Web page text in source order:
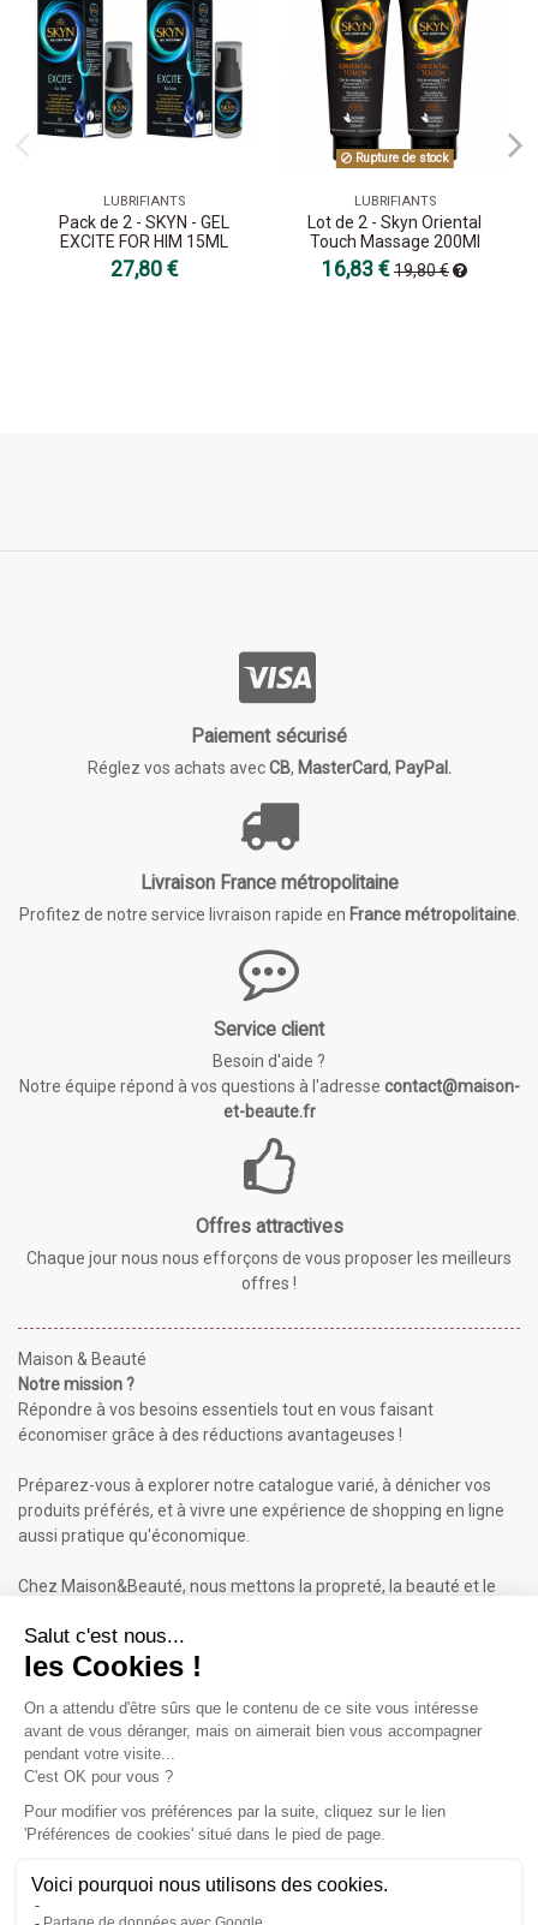
LUBRIFIANTS
Pack de 2 - SKYN - GEL
EXCITE FOR HIM 15ML
27,80 €
Rupture de stock
LUBRIFIANTS
Lot de 2 - Skyn Oriental
Touch Massage 200Ml
16,83 €19,80 €
Paiement sécurisé
Réglez vos achats avecCB, MasterCard, PayPal.
Livraison France métropolitaine
Profitez de notre service livraison rapide en France métropolitaine.
Service client
Besoin d'aide ?
Notre équipe répond à vos questions à l'adresse contact@maison-
et-beaute.fr
Offres attractives
Chaque jour nous nous efforçons de vous proposer les meilleurs
offres !
Maison & Beauté
Notre mission ?
Répondre à vos besoins essentiels tout en vous faisant
économiser grâce à des réductions avantageuses !
Préparez-vous à explorer notre catalogue varié, à dénicher vos
produits préférés, et à vivre une expérience de shopping en ligne
aussi pratique qu'économique.
Chez Maison&Beauté, nous mettons la propreté, la beauté et le
Maison & Beauté : Informations
À propos de nous
Conditions générales de vente (CGV)
Plan du site
Contactez-nous
Inscrivez-vous à notre Newsletter